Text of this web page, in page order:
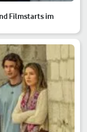
Filmstarts im